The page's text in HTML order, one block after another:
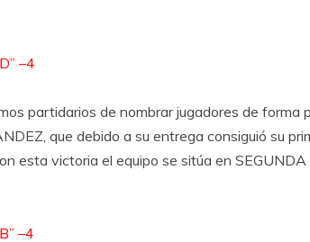
–4
partidarios de nombrar jugadores de forma
que debido a su entrega consiguió su
esta victoria el equipo se sitúa en SEGUNDA
–4